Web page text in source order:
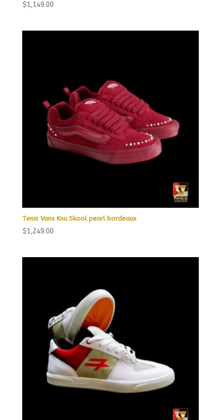
$1,149.00
Tenis Vans Knu Skool pearl bordeaux
$1,249.00